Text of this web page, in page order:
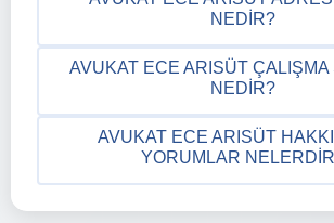
NEDIR?
AVUKAT ECE ARISÜT ÇALIŞMA
NEDIR?
AVUKAT ECE ARISÜT
YORUMLAR